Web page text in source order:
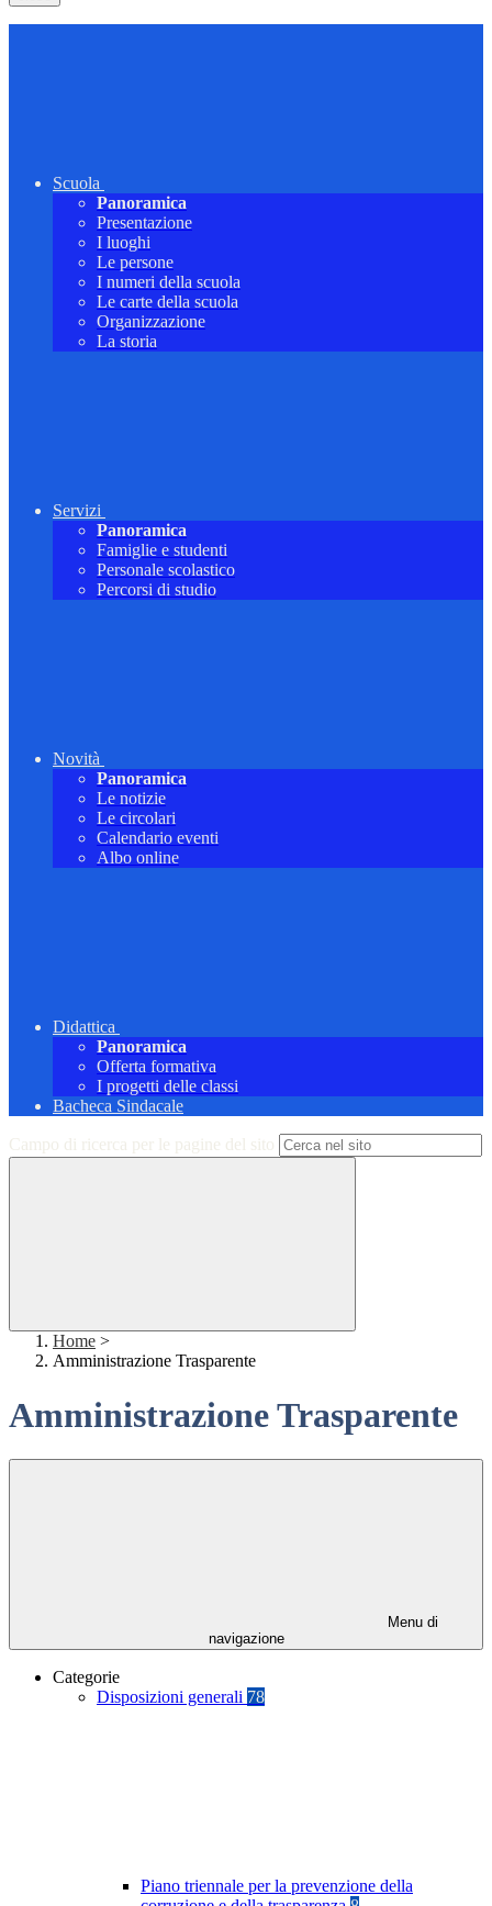
Scuola
Panoramica
Presentazione
I luoghi
Le persone
I numeri della scuola
Le carte della scuola
Organizzazione
La storia
Servizi
Panoramica
Famiglie e studenti
Personale scolastico
Percorsi di studio
Novità
Panoramica
Le notizie
Le circolari
Calendario eventi
Albo online
Didattica
Panoramica
Offerta formativa
I progetti delle classi
Bacheca Sindacale
Campo di ricerca per le pagine del sito
Home >
Amministrazione Trasparente
Amministrazione Trasparente
Menu di
navigazione
Categorie
Disposizioni generali 78
Piano triennale per la prevenzione della